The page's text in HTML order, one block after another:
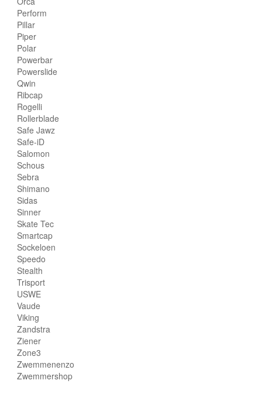
Perform
Pillar
Piper
Polar
Powerbar
Powerslide
Qwin
Ribcap
Rogelli
Rollerblade
Safe Jawz
Safe-iD
Salomon
Schous
Sebra
Shimano
Sidas
Sinner
Skate Tec
Smartcap
Sockeloen
Speedo
Stealth
Trisport
USWE
Vaude
Viking
Zandstra
Ziener
Zone3
Zwemmenenzo
Zwemmershop